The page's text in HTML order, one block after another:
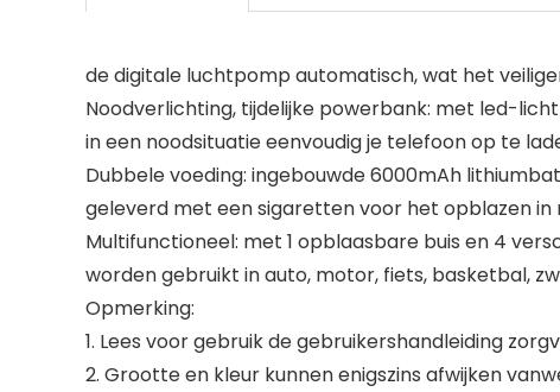
de digitale luchtpomp automatisch, wat het
Noodverlichting, tijdelijke powerbank: met led-
in een noodsituatie eenvoudig je telefoon op te
Dubbele voeding: ingebouwde 6000mAh
geleverd met een sigaretten voor het opblazen in
Multifunctioneel: met 1 opblaasbare buis en 4
worden gebruikt in auto, motor, fiets, basketbal,
Opmerking:
1. Lees voor gebruik de gebruikershandleiding
2. Grootte en kleur kunnen enigszins afwijken